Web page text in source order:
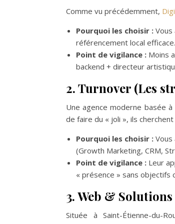
Comme vu précédemment,
Pourquoi les choisir : Vous
référencement local
Point de vigilance : Moins
backend + directeur
2. Turnover (Les
Une agence moderne basée
de faire du « joli », ils
Pourquoi les choisir :
(Growth Marketing, CRM,
Point de vigilance : Leur
« présence » sans objectifs
3. Web &
Située à Saint-Étienne-du-